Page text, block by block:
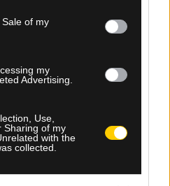
purposes in below Google
of my
my
Advertising.
Use,
Sharing of my
with the
collected.